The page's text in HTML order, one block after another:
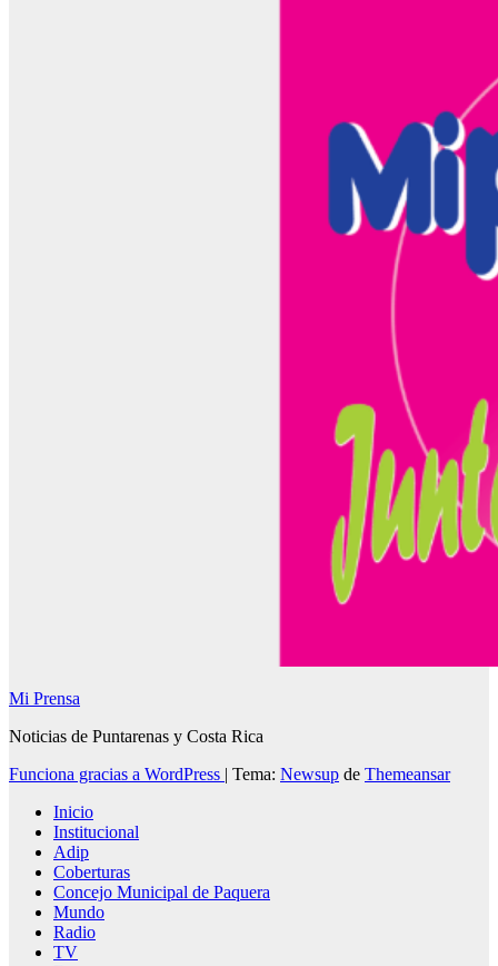
Mi Prensa
Noticias de Puntarenas y Costa Rica
Funciona gracias a WordPress | Tema: Newsup de Themeansar
Inicio
Institucional
Adip
Coberturas
Concejo Municipal de Paquera
Mundo
Radio
TV